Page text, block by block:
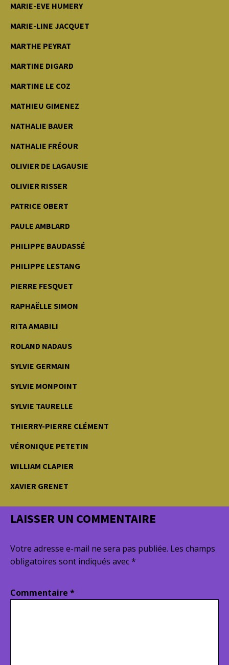
MARIE-EVE HUMERY
MARIE-LINE JACQUET
MARTHE PEYRAT
MARTINE DIGARD
MARTINE LE COZ
MATHIEU GIMENEZ
NATHALIE BAUER
NATHALIE FRÉOUR
OLIVIER DE LAGAUSIE
OLIVIER RISSER
PATRICE OBERT
PAULE AMBLARD
PHILIPPE BAUDASSÉ
PHILIPPE LESTANG
PIERRE FESQUET
RAPHAËLLE SIMON
RITA AMABILI
ROLAND NADAUS
SYLVIE GERMAIN
SYLVIE MONPOINT
SYLVIE TAURELLE
THIERRY-PIERRE CLÉMENT
VÉRONIQUE PETETIN
WILLIAM CLAPIER
XAVIER GRENET
LAISSER UN COMMENTAIRE
Votre adresse e-mail ne sera pas publiée. Les champs
obligatoires sont indiqués avec*
Commentaire *